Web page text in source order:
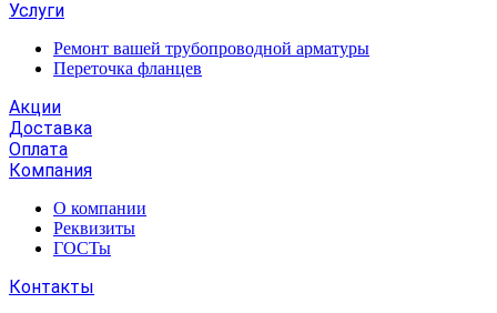
Услуги
Ремонт вашей трубопроводной арматуры
Переточка фланцев
Акции
Доставка
Оплата
Компания
О компании
Реквизиты
ГОСТы
Контакты